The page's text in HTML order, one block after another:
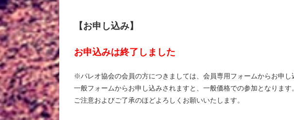
【お申し込み】
お申込みは終了しました
※パレオ協会の会員の方につきましては、会員専用フォームからお申し
一般フォームからお申し込みされますと、一般価格での参加となります。
ご注意およびご了承のほどよろしくお願いいたします。